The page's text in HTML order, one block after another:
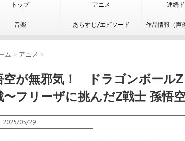
トップ アニメ 連続
音楽 あらすじ/エピソード 作品情報（声
ム > アニメ >
空が無邪気！ ドラゴンボール
〜フリーザに挑んだZ戦士 孫悟
2025/05/29